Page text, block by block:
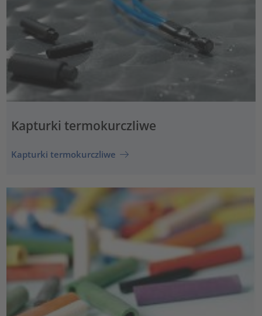
Kapturki termokurczliwe
Kapturki termokurczliwe